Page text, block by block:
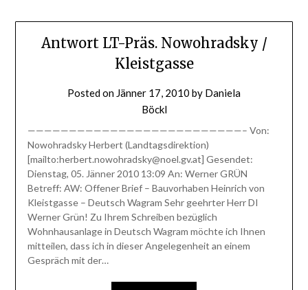
Antwort LT-Präs. Nowohradsky /
Kleistgasse
Posted on Jänner 17, 2010 by Daniela
Böckl
——————————————————————————– Von:
Nowohradsky Herbert (Landtagsdirektion)
[mailto:herbert.nowohradsky@noel.gv.at] Gesendet:
Dienstag, 05. Jänner 2010 13:09 An: Werner GRÜN
Betreff: AW: Offener Brief – Bauvorhaben Heinrich von
Kleistgasse – Deutsch Wagram Sehr geehrter Herr DI
Werner Grün! Zu Ihrem Schreiben bezüglich
Wohnhausanlage in Deutsch Wagram möchte ich Ihnen
mitteilen, dass ich in dieser Angelegenheit an einem
Gespräch mit der…